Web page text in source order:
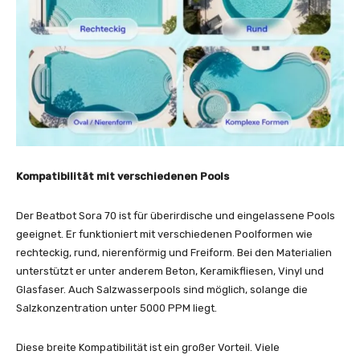
Kompatibilität mit verschiedenen Pools
Der Beatbot Sora 70 ist für überirdische und eingelassene Pools
geeignet. Er funktioniert mit verschiedenen Poolformen wie
rechteckig, rund, nierenförmig und Freiform. Bei den Materialien
unterstützt er unter anderem Beton, Keramikfliesen, Vinyl und
Glasfaser. Auch Salzwasserpools sind möglich, solange die
Salzkonzentration unter 5000 PPM liegt.
Diese breite Kompatibilität ist ein großer Vorteil. Viele